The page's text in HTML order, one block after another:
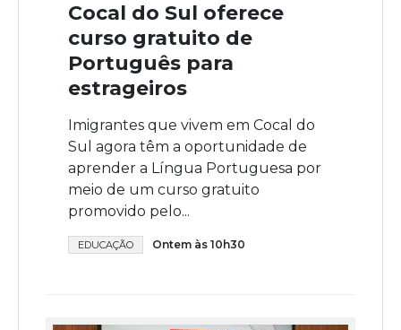
Cocal do Sul oferece
curso gratuito de
Português para
estrageiros
Imigrantes que vivem em Cocal do
Sul agora têm a oportunidade de
aprender a Língua Portuguesa por
meio de um curso gratuito
promovido pelo...
EDUCAÇÃO Ontem às 10h30